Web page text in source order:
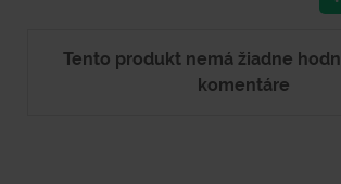
Tento produkt nemá žiadne
komentáre